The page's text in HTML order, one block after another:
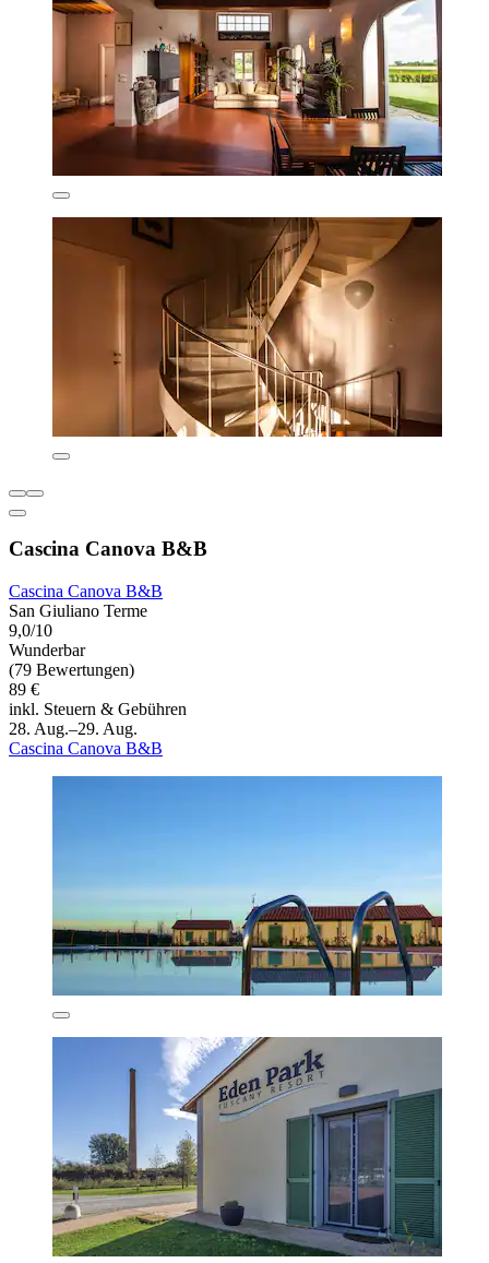
Cascina Canova B&B
Cascina Canova B&B
San Giuliano Terme
9,0/10
Wunderbar
(79 Bewertungen)
89 €
inkl. Steuern & Gebühren
28. Aug.–29. Aug.
Cascina Canova B&B